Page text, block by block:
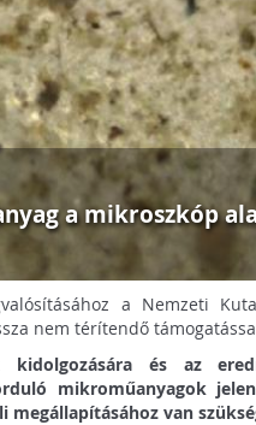
a mikroszkóp
a Nemzeti
nem térítendő
és az
mikroműanyagok
megállapításához van